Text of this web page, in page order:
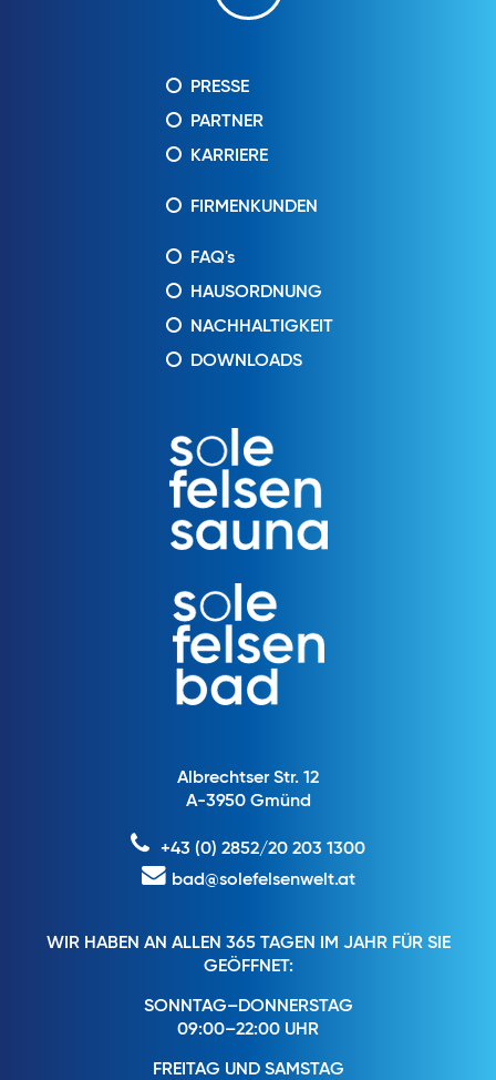
PRESSE
PARTNER
KARRIERE
FIRMENKUNDEN
FAQ's
HAUSORDNUNG
NACHHALTIGKEIT
DOWNLOADS
Albrechtser Str. 12
A-3950 Gmünd
+43 (0) 2852/20 203 1300
bad@solefelsenwelt.at
WIR HABEN AN ALLEN 365 TAGEN IM JAHR FÜR SIE
GEÖFFNET:
SONNTAG–DONNERSTAG
09:00–22:00 UHR
FREITAG UND SAMSTAG